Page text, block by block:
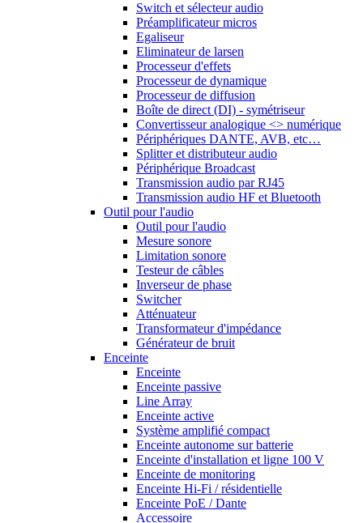
Switch et sélecteur audio
Préamplificateur micros
Egaliseur
Eliminateur de larsen
Processeur d'effets
Processeur de dynamique
Processeur de diffusion
Boîte de direct (DI) - symétriseur
Convertisseur analogique <> numérique
Périphériques DANTE, AVB, etc…
Splitter et distributeur audio
Périphérique Broadcast
Transmission audio par RJ45
Transmission audio HF et Bluetooth
Outil pour l'audio
Outil pour l'audio
Mesure sonore
Limitation sonore
Testeur de câbles
Inverseur de phase
Switcher
Atténuateur
Transformateur d'impédance
Générateur de bruit
Enceinte
Enceinte
Enceinte passive
Line Array
Enceinte active
Système amplifié compact
Enceinte autonome sur batterie
Enceinte d'installation et ligne 100 V
Enceinte de monitoring
Enceinte Hi-Fi / résidentielle
Enceinte PoE / Dante
Accessoire